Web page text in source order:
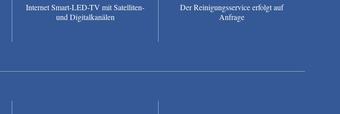
Internet Smart-LED-TV mit Satelliten-
und Digitalkanälen
Der Reinigungsservice erfolgt auf
Anfrage